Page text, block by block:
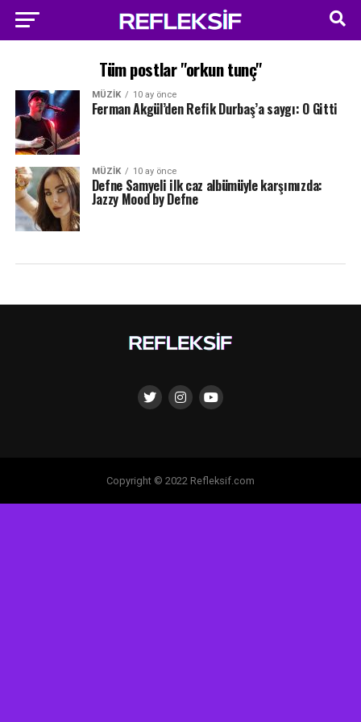
Tüm postlar "orkun tunç"
MÜZIK 10 ay önce
Ferman Akgül’den Refik Durbaş’a saygı: O Gitti
MÜZIK 10 ay önce
Defne Samyeli ilk caz albümüyle karşımızda:
Jazzy Mood by Defne
Copyright © 2022 Refleksif.com